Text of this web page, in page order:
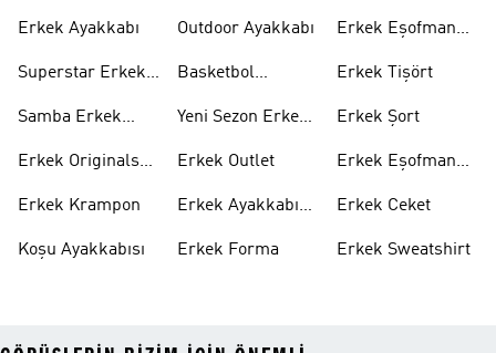
Erkek Ayakkabı
Superstar Erkek
Samba Erkek
Erkek Originals
Erkek Krampon
Koşu Ayakkabısı
Outdoor Ayakkabı
Basketbol
Yeni Sezon Erkek
Erkek Outlet
Erkek Ayakkabı
Erkek Forma
Erkek Eşofman
Erkek Tişört
Erkek Şort
Erkek Eşofman
Erkek Ceket
Erkek Sweatshirt